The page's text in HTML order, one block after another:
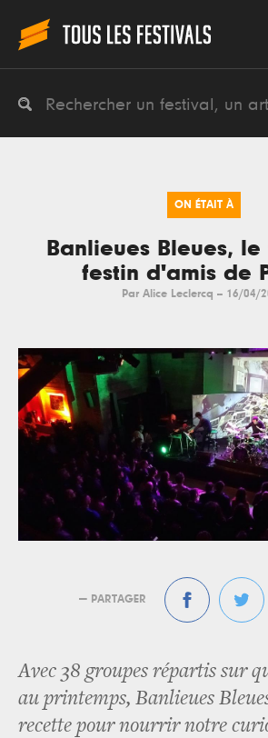
ON ÉTAIT À
Banlieues Bleues,
festin d'amis de
Par Alice Leclercq -- 16/04/
— PARTAGER
Avec 38 groupes répartis sur
au printemps, Banlieues
recette pour nourrir notre